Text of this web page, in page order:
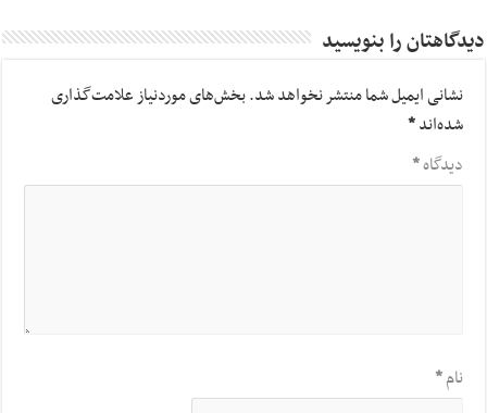
دیدگاهتان را بنویسید
نشانی ایمیل شما منتشر نخواهد شد.بخش‌های موردنیاز علامت‌گذاری
شده‌اند*
دیدگاه*
نام*